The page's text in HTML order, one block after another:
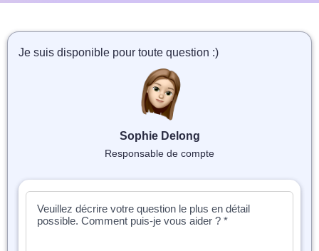
🎓
Je suis disponible pour toute question :)
Sophie Delong
Responsable de compte